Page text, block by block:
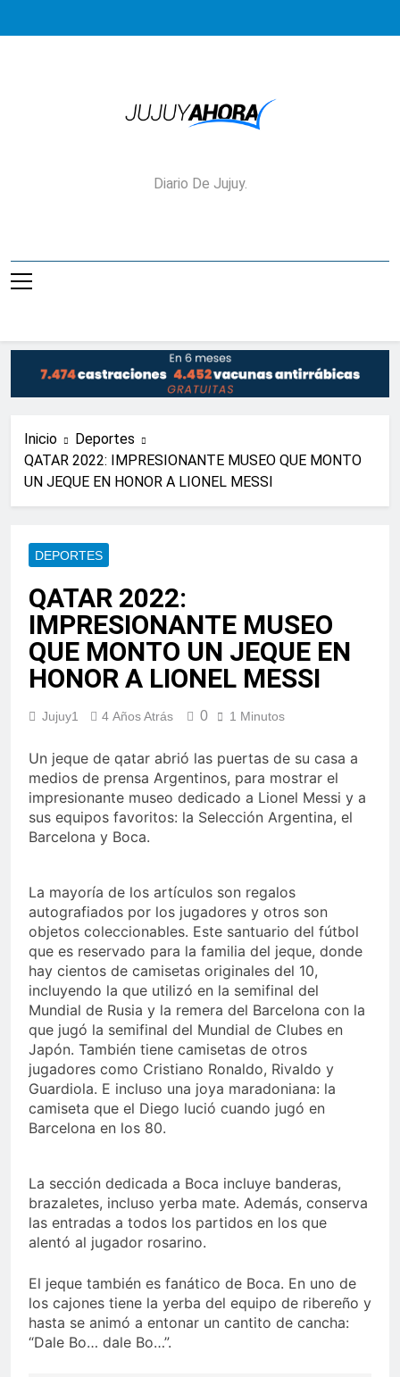
Jujuy Ahora!
Diario De Jujuy.
Inicio
Deportes
QATAR 2022: IMPRESIONANTE MUSEO QUE MONTO
UN JEQUE EN HONOR A LIONEL MESSI
DEPORTES
QATAR 2022:
IMPRESIONANTE MUSEO
QUE MONTO UN JEQUE EN
HONOR A LIONEL MESSI
Jujuy1 4 Años Atrás 0 1 Minutos
Un jeque de qatar abrió las puertas de su casa a
medios de prensa Argentinos, para mostrar el
impresionante museo dedicado a Lionel Messi y a
sus equipos favoritos: la Selección Argentina, el
Barcelona y Boca.
La mayoría de los artículos son regalos
autografiados por los jugadores y otros son
objetos coleccionables. Este santuario del fútbol
que es reservado para la familia del jeque, donde
hay cientos de camisetas originales del 10,
incluyendo la que utilizó en la semifinal del
Mundial de Rusia y la remera del Barcelona con la
que jugó la semifinal del Mundial de Clubes en
Japón. También tiene camisetas de otros
jugadores como Cristiano Ronaldo, Rivaldo y
Guardiola. E incluso una joya maradoniana: la
camiseta que el Diego lució cuando jugó en
Barcelona en los 80.
La sección dedicada a Boca incluye banderas,
brazaletes, incluso yerba mate. Además, conserva
las entradas a todos los partidos en los que
alentó al jugador rosarino.
El jeque también es fanático de Boca. En uno de
los cajones tiene la yerba del equipo de ribereño y
hasta se animó a entonar un cantito de cancha:
“Dale Bo… dale Bo…”.